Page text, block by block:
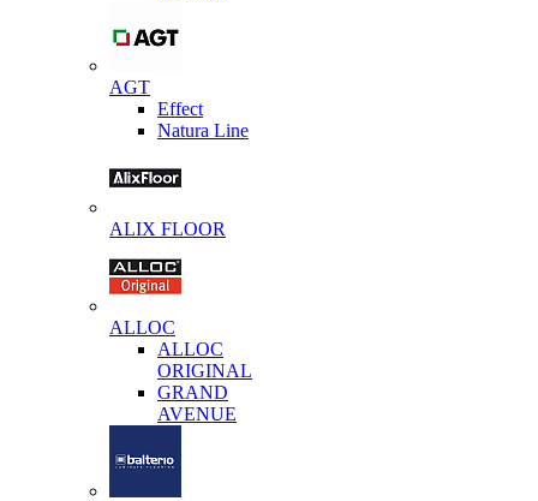
AGT
Effect
Natura Line
ALIX FLOOR
ALLOC
ALLOC
ORIGINAL
GRAND
AVENUE